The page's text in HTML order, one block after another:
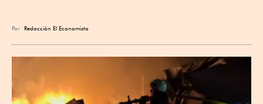
Por Redacción El Economista